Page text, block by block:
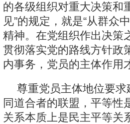
的各级组织对重大决策和
见”的规定，就是“从群众
精神。在党组织作出决策
贯彻落实党的路线方针政
内事务，党员的主体作用
尊重党员主体地位要
同道合者的联盟，平等性
关系本质上是民主平等关